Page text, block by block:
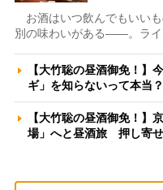
お酒はいつ飲んでもいい
別の味わいがある――。ラ
【大竹聡の昼酒御免！】
ギ」を知らないって本
【大竹聡の昼酒御免！】
場」へと昼酒旅 押し寄